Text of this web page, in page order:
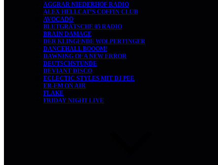
AGGRAR NIEDERHOF RADIO
ALEX HELLCAT’S COFFIN CLUB
AVOCADO
BLUTGRÄTSCHE 05 RADIO
BRAIN DAMAGE
DER KLINGENDE WOLPERTINGER
DANCEHALL BOOOM!
DAWNING OF A NEW ERROR
DEUTSCHSTUNDE
DEVIANT DISCO
ECLECTIC STYLES MIT DJ PEE
ER-EM ON AIR
FLAKE
FRIDAY NIGHT LIVE